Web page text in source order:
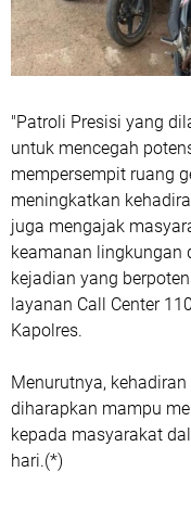
"Patroli Presisi yang
untuk mencegah
mempersempit ruang
meningkatkan
juga mengajak
keamanan lingkungan
kejadian yang
layanan Call Center
Kapolres.
Menurutnya,
diharapkan mampu
kepada masyarakat
hari.(*)